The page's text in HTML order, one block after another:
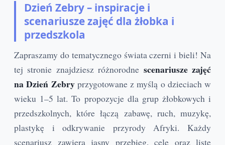
Dzień Zebry – inspiracje i
scenariusze zajęć dla żłobka i
przedszkola
Zapraszamy do tematycznego świata czerni i bieli! Na
tej stronie znajdziesz różnorodne scenariusze zajęć
na Dzień Zebryprzygotowane z myślą o dzieciach w
wieku 1–5 lat. To propozycje dla grup żłobkowych i
przedszkolnych, które łączą zabawę, ruch, muzykę,
plastykę i odkrywanie przyrody Afryki. Każdy
scenariusz zawiera jasny przebieg, cele oraz listę